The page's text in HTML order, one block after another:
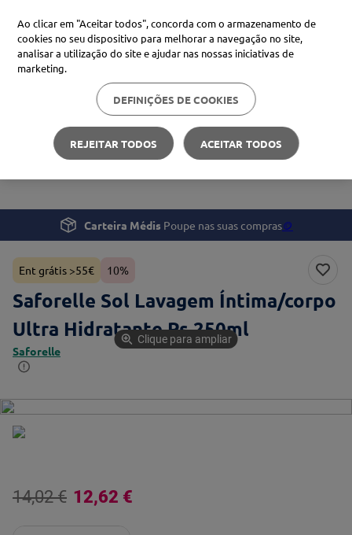
Procure no Marketplace Médis
Pesquisas mais comuns
xiaomi
Saúde
Saúde da Mulher
Saforelle Sol Lavagem Íntima/corpo Ultra Hidratante Ps
Carteira Médis Poupe nas suas compras🪙
Ent grátis >55€ 10%
Saforelle Sol Lavagem Íntima/corpo
Ultra Hidratante Ps 250ml
Saforelle
Clique para ampliar
14,02 € 12,62 €
Ao clicar em "Aceitar todos", concorda com o armazenamento de
cookies no seu dispositivo para melhorar a navegação no site,
analisar a utilização do site e ajudar nas nossas iniciativas de
marketing.
DEFINIÇÕES DE COOKIES
REJEITAR TODOS ACEITAR TODOS